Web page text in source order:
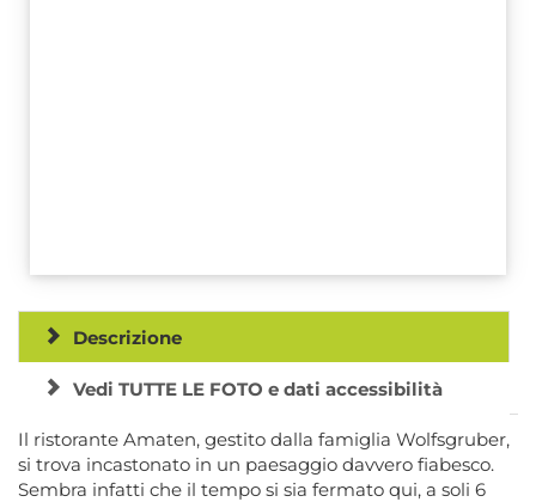
Descrizione
Vedi TUTTE LE FOTO e dati accessibilità
Il ristorante Amaten, gestito dalla famiglia Wolfsgruber,
si trova incastonato in un paesaggio davvero fiabesco.
Sembra infatti che il tempo si sia fermato qui, a soli 6